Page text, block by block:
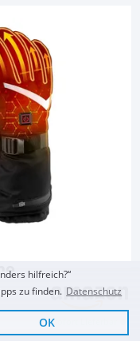
Sofort Lieferbar
Handschuhe
hilfreich?“
zu finden. Datenschutz
OK